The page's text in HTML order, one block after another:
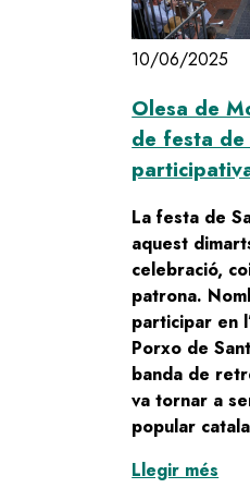
10/06/2025
Olesa de
de festa de
La festa de
aquest
celebració,
patrona.
participar en
Porxo de
banda de
va tornar a
popular
Llegir més